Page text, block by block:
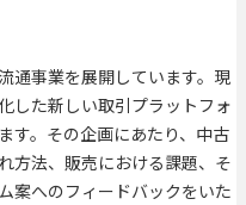
通事業を展開しています。現
した新しい取引プラットフォ
す。その企画にあたり、中古
方法、販売における課題、そ
案へのフィードバックをいた